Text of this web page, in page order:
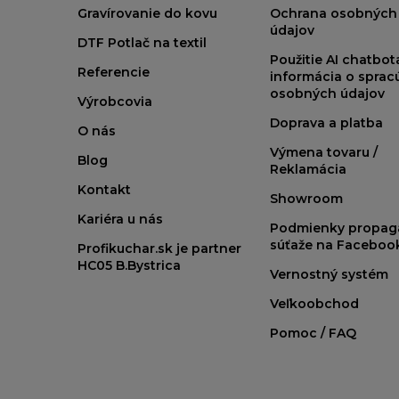
Gravírovanie do kovu
DTF Potlač na textil
Referencie
Výrobcovia
O nás
Blog
Kontakt
Kariéra u nás
Profikuchar.sk je partner
HC05 B.Bystrica
Ochrana osobných
údajov
Použitie AI
informácia o
osobných údajov
Doprava a platba
Výmena tovaru /
Reklamácia
Showroom
Podmienky
súťaže na
Vernostný systém
Veľkoobchod
Pomoc / FAQ